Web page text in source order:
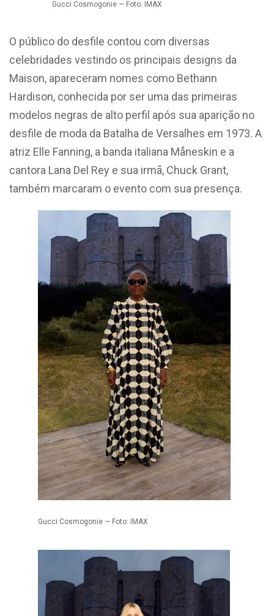
Gucci Cosmogonie — Foto: IMAX
O público do desfile contou com diversas
celebridades vestindo os principais designs da
Maison, apareceram nomes como Bethann
Hardison, conhecida por ser uma das primeiras
modelos negras de alto perfil após sua aparição no
desfile de moda da Batalha de Versalhes em 1973. A
atriz Elle Fanning, a banda italiana Måneskin e a
cantora Lana Del Rey e sua irmã, Chuck Grant,
também marcaram o evento com sua presença.
Gucci Cosmogonie — Foto: IMAX